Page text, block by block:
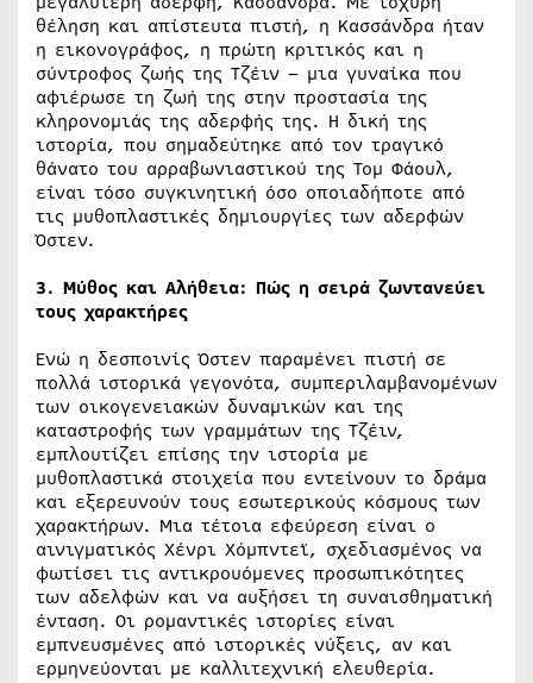
θέληση και απίστευτα πιστή, η Κασσάνδρα ήταν
η εικονογράφος, η πρώτη κριτικός και η
σύντροφος ζωής της Τζέιν – μια γυναίκα που
αφιέρωσε τη ζωή της στην προστασία της
κληρονομιάς της αδερφής της. Η δική της
ιστορία, που σημαδεύτηκε από τον τραγικό
θάνατο του αρραβωνιαστικού της Τομ Φάουλ,
είναι τόσο συγκινητική όσο οποιαδήποτε από
τις μυθοπλαστικές δημιουργίες των αδερφών
Όστεν.
3. Μύθος και Αλήθεια: Πώς η σειρά ζωντανεύει
τους χαρακτήρες
Ενώ η δεσποινίς Όστεν παραμένει πιστή σε
πολλά ιστορικά γεγονότα, συμπεριλαμβανομένων
των οικογενειακών δυναμικών και της
καταστροφής των γραμμάτων της Τζέιν,
εμπλουτίζει επίσης την ιστορία με
μυθοπλαστικά στοιχεία που εντείνουν το δράμα
και εξερευνούν τους εσωτερικούς κόσμους των
χαρακτήρων. Μια τέτοια εφεύρεση είναι ο
αινιγματικός Χένρι Χόμπντεϊ, σχεδιασμένος να
φωτίσει τις αντικρουόμενες προσωπικότητες
των αδελφών και να αυξήσει τη συναισθηματική
ένταση. Οι ρομαντικές ιστορίες είναι
εμπνευσμένες από ιστορικές νύξεις, αν και
ερμηνεύονται με καλλιτεχνική ελευθερία.